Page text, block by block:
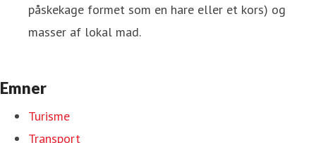
påskekage formet som en hare eller et kors) og
masser af lokal mad.
Emner
Turisme
Transport